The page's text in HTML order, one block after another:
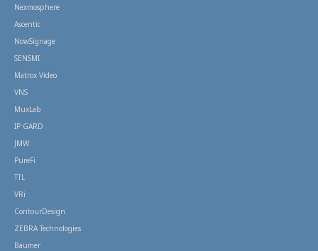
Nexmosphere
Ascentic
NowSignage
SENSMI
Matrox Video
VNS
MuxLab
IP GARD
JMW
PureFi
TTL
VRi
ContourDesign
ZEBRA Technologies
Baumer